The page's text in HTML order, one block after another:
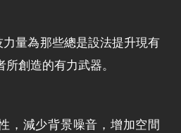
力量為那些總是設法提升現有
創造的有力武器。
，減少背景噪音，增加空間